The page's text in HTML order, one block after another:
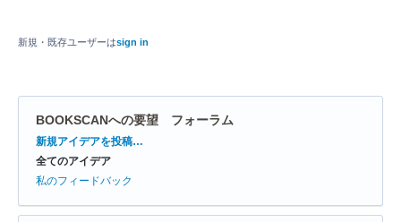
新規・既存ユーザーはsign in
BOOKSCANへの要望 フォーラム
カ
ゴ
リ
新規アイデアを投稿…
全てのアイデア
私のフィードバック